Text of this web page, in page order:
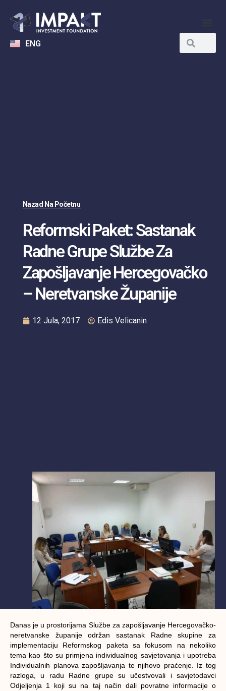
ENG
Nazad Na Početnu
Reformski Paket: Sastanak
Radne Grupe Službe Za
Zapošljavanje Hercegovačko
– Neretvanske Županije
12 Jula, 2017 Edis Velicanin
Danas je u prostorijama Službe za zapošljavanje Hercegovačko-
neretvanske županije održan sastanak Radne skupine za
implementaciju Reformskog paketa sa fokusom na nekoliko
tema kao što su primjena individualnog savjetovanja i upotreba
Individualnih planova zapošljavanja te njihovo praćenje. Iz tog
razloga, u radu Radne grupe su učestvovali i savjetodavci
Odjeljenja 1 koji su na taj način dali povratne informacije o